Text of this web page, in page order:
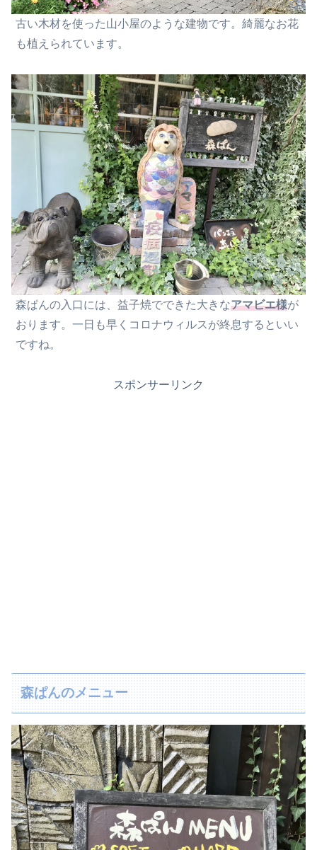
古い木材を使った山小屋のような建物です。綺麗なお花
も植えられています。
森ぱんの入口には、益子焼でできた大きなアマビエ様が
おります。一日も早くコロナウィルスが終息するといい
ですね。
スポンサーリンク
森ぱんのメニュー